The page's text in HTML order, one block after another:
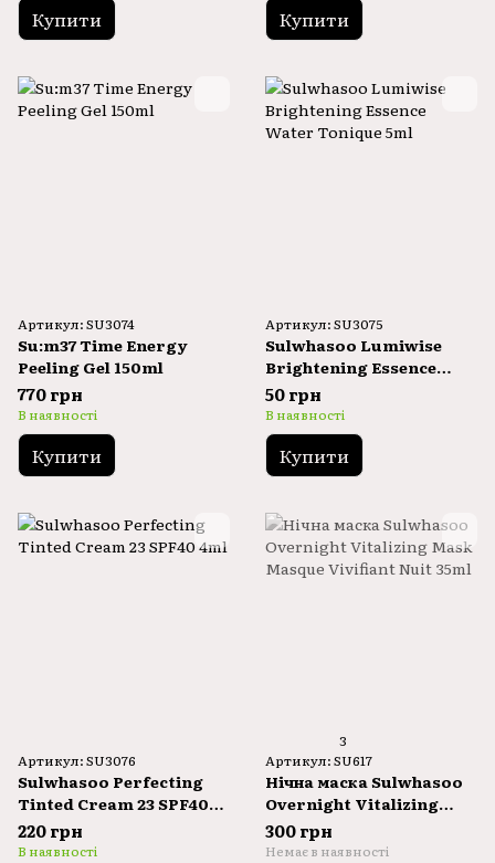
Купити Купити
Артикул: SU3074
Su:m37 Time Energy
Peeling Gel 150ml
770 грн
В наявності
Купити
Артикул: SU3075
Sulwhasoo Lumiwise
Brightening Essence
Water Tonique 5ml
50 грн
В наявності
Купити
Артикул: SU3076
Sulwhasoo Perfecting
Tinted Cream 23 SPF40
4ml
220 грн
В наявності
3
Артикул: SU617
Нічна маска Sulwhasoo
Overnight Vitalizing
Mask Masque Vivifiant
Nuit 35ml
300 грн
Немає в наявності